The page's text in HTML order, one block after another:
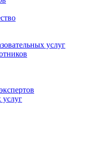
услуг
услуг